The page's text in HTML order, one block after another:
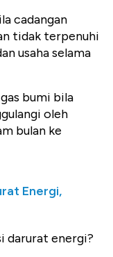
cadangan
tidak terpenuhi
usaha selama
bumi bila
oleh
bulan ke
Energi,
darurat energi?